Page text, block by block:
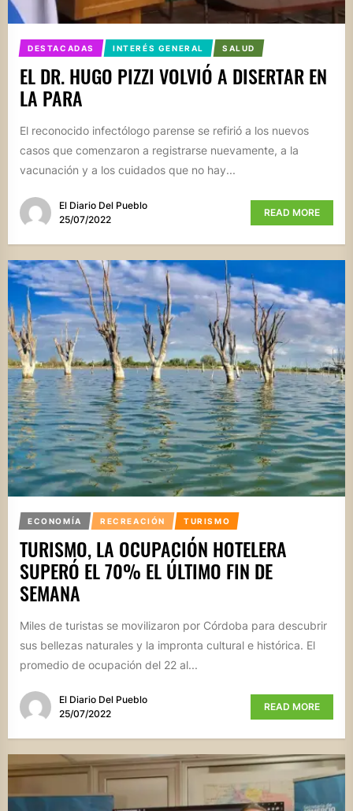
DESTACADAS INTERÉS GENERAL SALUD
EL DR. HUGO PIZZI VOLVIÓ A DISERTAR EN
LA PARA
El reconocido infectólogo parense se refirió a los nuevos
casos que comenzaron a registrarse nuevamente, a la
vacunación y a los cuidados que no hay...
El Diario Del Pueblo
25/07/2022
READ MORE
ECONOMÍA RECREACIÓN TURISMO
TURISMO, LA OCUPACIÓN HOTELERA
SUPERÓ EL 70% EL ÚLTIMO FIN DE
SEMANA
Miles de turistas se movilizaron por Córdoba para descubrir
sus bellezas naturales y la impronta cultural e histórica. El
promedio de ocupación del 22 al...
El Diario Del Pueblo
25/07/2022
READ MORE